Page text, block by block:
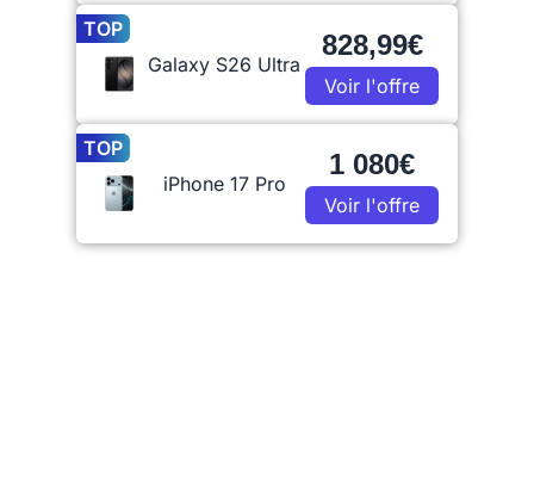
TOP
Galaxy S26 Ultra
828,99€
Voir l'offre
TOP
iPhone 17 Pro
1 080€
Voir l'offre